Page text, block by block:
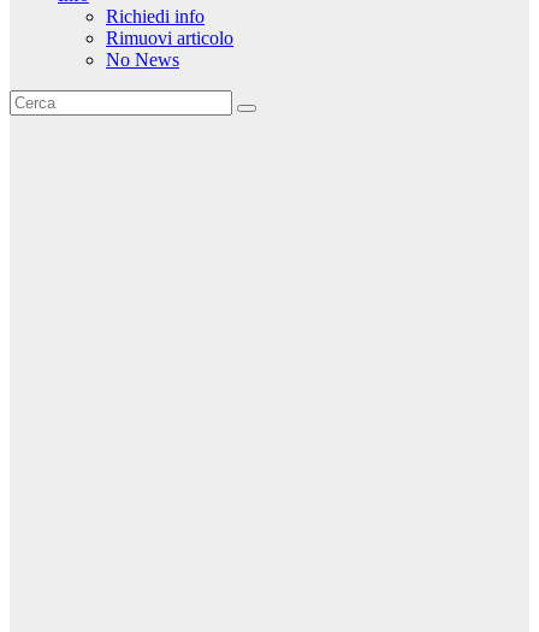
Richiedi info
Rimuovi articolo
No News